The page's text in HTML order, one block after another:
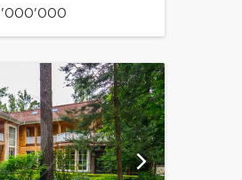
этаж: 3...